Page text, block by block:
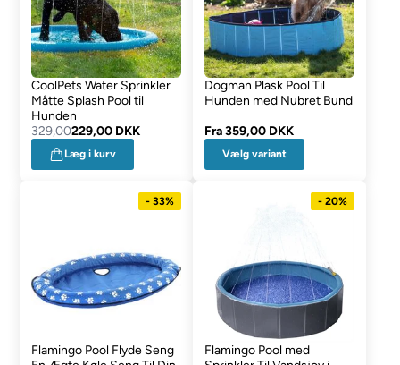
CoolPets Water Sprinkler
Måtte Splash Pool til
Hunden
329,00229,00 DKK
Læg i kurv
Dogman Plask Pool Til
Hunden med Nubret Bund
Fra359,00 DKK
Vælg variant
- 33%
Flamingo Pool Flyde Seng
- 20%
Flamingo Pool med